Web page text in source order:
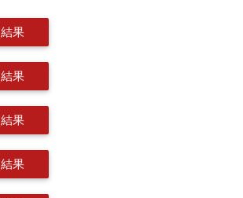
結果
結果
結果
結果